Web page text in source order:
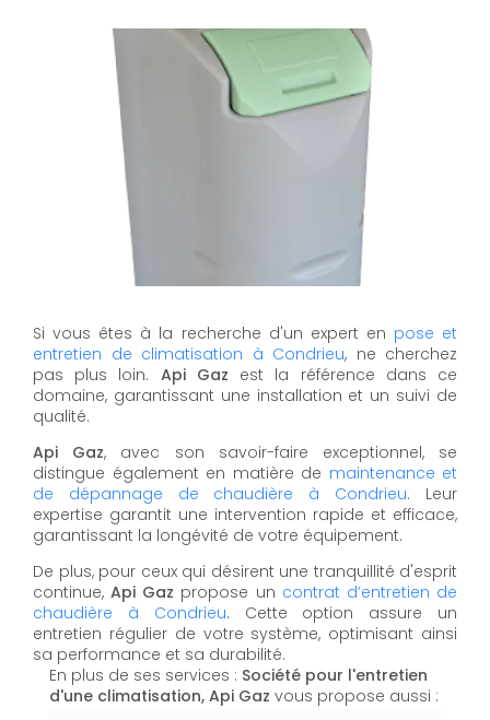
Si vous êtes à la recherche d'un expert en pose et
entretien de climatisation à Condrieu, ne cherchez
pas plus loin. Api Gaz est la référence dans ce
domaine, garantissant une installation et un suivi de
qualité.
Api Gaz, avec son savoir-faire exceptionnel, se
distingue également en matière de maintenance et
de dépannage de chaudière à Condrieu. Leur
expertise garantit une intervention rapide et efficace,
garantissant la longévité de votre équipement.
De plus, pour ceux qui désirent une tranquillité d'esprit
continue,Api Gaz propose un contrat d’entretien de
chaudière à Condrieu. Cette option assure un
entretien régulier de votre système, optimisant ainsi
sa performance et sa durabilité.
En plus de ses services : Société pour l'entretien
d'une climatisation, Api Gaz vous propose aussi :